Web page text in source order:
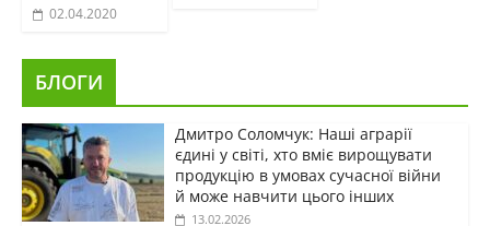
02.04.2020
БЛОГИ
Дмитро Соломчук: Наші аграрії
єдині у світі, хто вміє вирощувати
продукцію в умовах сучасної війни
й може навчити цього інших
13.02.2026